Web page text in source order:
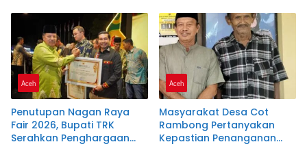
SMP
Makmue
Aceh
Penutupan Nagan Raya
Fair 2026, Bupati TRK
Serahkan Penghargaan
Aceh
Masyarakat Desa Cot
Rambong Pertanyakan
Kepastian Penanganan